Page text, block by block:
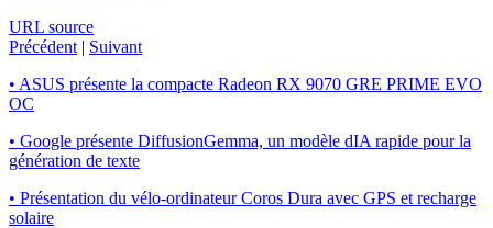
URL source
Précédent | Suivant
• ASUS présente la compacte Radeon RX 9070 GRE PRIME EVO
OC
• Google présente DiffusionGemma, un modèle dIA rapide pour la
génération de texte
• Présentation du vélo-ordinateur Coros Dura avec GPS et recharge
solaire